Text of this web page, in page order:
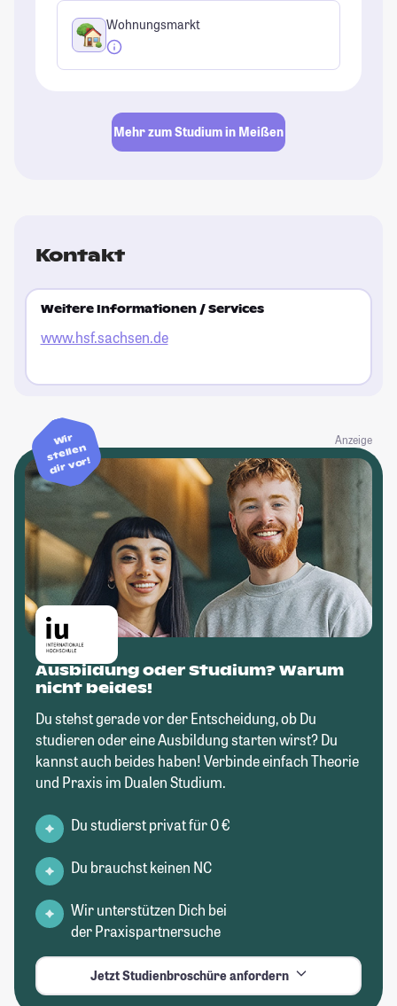
Wohnungsmarkt
Mehr zum Studium in Meißen
Kontakt
Weitere Informationen / Services
www.hsf.sachsen.de
Anzeige
Wir
stellen
dir vor!
Ausbildung oder Studium? Warum
nicht beides!
Du stehst gerade vor der Entscheidung, ob Du
studieren oder eine Ausbildung starten wirst? Du
kannst auch beides haben! Verbinde einfach Theorie
und Praxis im Dualen Studium.
Du studierst privat für 0 €
Du brauchst keinen NC
Wir unterstützen Dich bei
der Praxispartnersuche
Jetzt Studienbroschüre anfordern